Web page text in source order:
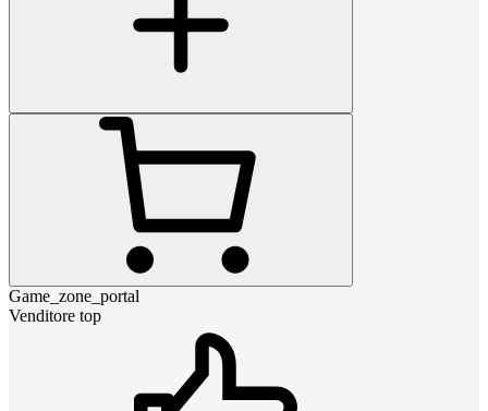
Game_zone_portal
Venditore top